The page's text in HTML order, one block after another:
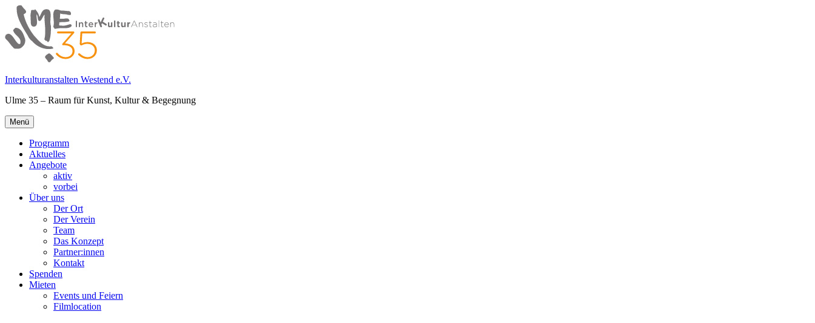
Springe
zum
Inhalt
Interkulturanstalten Westend e.V.
Ulme 35 – Raum für Kunst, Kultur & Begegnung
Primäres
Menü
Menü
Programm
Aktuelles
Angebote
aktiv
vorbei
Über uns
Der Ort
Der Verein
Team
Das Konzept
Partner:innen
Kontakt
Spenden
Mieten
Events und Feiern
Filmlocation